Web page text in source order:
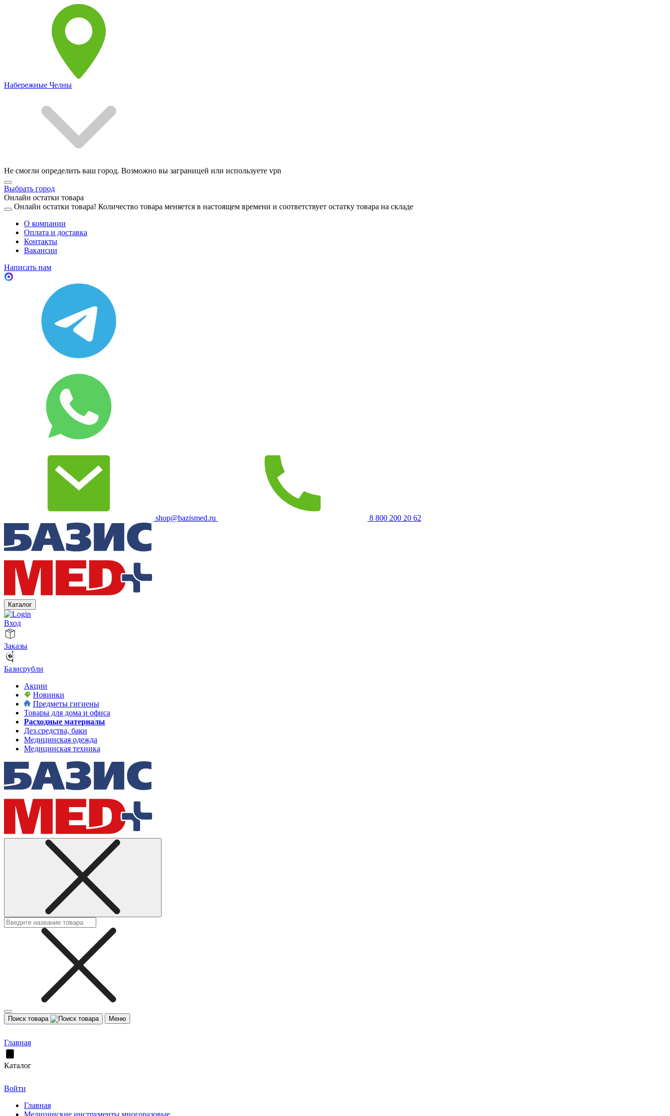
Набережные Челны
Не смогли определить ваш город. Возможно вы заграницей или используете vpn
Выбрать город
Онлайн остатки товара
Онлайн остатки товара! Количество товара меняется в настоящем времени и соответствует остатку товара на складе
О компании
Оплата и доставка
Контакты
Вакансии
Написать нам
shop@bazismed.ru 8 800 200 20 62
Каталог
Вход
Заказы
Базисрубли
Акции
Новинки
Предметы гигиены
Товары для дома и офиса
Расходные материалы
Дез.средства, баки
Медицинская одежда
Медицинская техника
Поиск товара Меню
Главная
Каталог
Войти
Главная
Медицинские инструменты многоразовые